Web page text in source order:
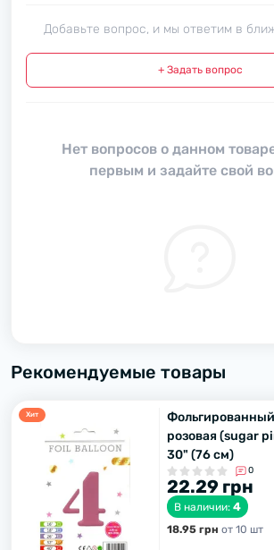
Добавьте вопрос, и мы ответим в
+ Задать вопрос
Нет вопросов о данном
первым и задайте свой
Рекомендуемые товары
Хит
розовая (sugar
30" (76 см)
0
22.29 грн
В наличии: 4
18.95 грн от 10 шт